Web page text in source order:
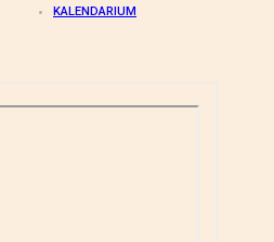
KALENDARIUM